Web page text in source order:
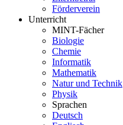
Förderverein
Unterricht
MINT-Fächer
Biologie
Chemie
Informatik
Mathematik
Natur und Technik
Physik
Sprachen
Deutsch